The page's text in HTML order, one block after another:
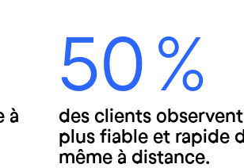
à
50 %
des clients
plus fiable et rapide
même à distance.